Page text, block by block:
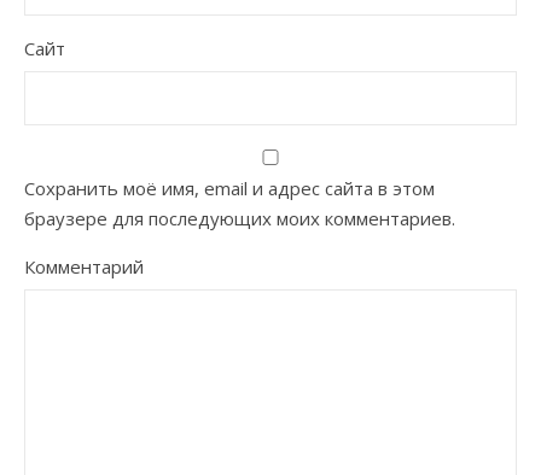
Сайт
Сохранить моё имя, email и адрес сайта в этом
браузере для последующих моих комментариев.
Комментарий